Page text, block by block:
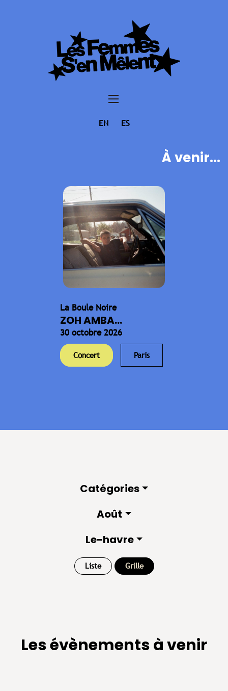
EN ES
À venir...
La Boule Noire
ZOH AMBA...
30 octobre 2026
Concert Paris
Catégories
Août
Le-havre
Liste Grille
Les évènements à venir